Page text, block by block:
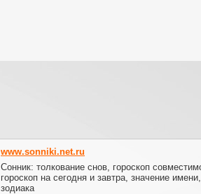
www.sonniki.net.ru
Сонник: толкование снов, гороскоп
гороскоп на сегодня и завтра, значение
зодиака